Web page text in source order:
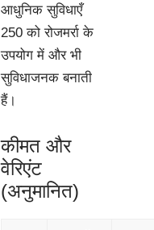
आधुनिक सुविधाएँ
250 को रोजमर्रा के
उपयोग में और भी
सुविधाजनक बनाती
हैं।
कीमत और
वेरिएंट
(अनुमानित)